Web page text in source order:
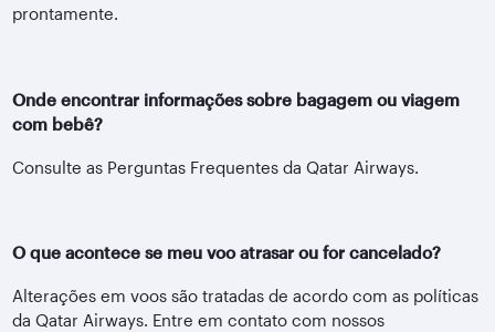
prontamente.
Onde encontrar informações sobre bagagem ou viagem
com bebê?
Consulte as Perguntas Frequentes da Qatar Airways.
O que acontece se meu voo atrasar ou for cancelado?
Alterações em voos são tratadas de acordo com as políticas
da Qatar Airways. Entre em contato com nossos